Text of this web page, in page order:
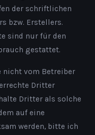
der schriftlichen
bzw. Erstellers.
sind nur für den
gestattet.
nicht vom Betreiber
Dritter
Dritter als solche
auf eine
werden, bitte ich